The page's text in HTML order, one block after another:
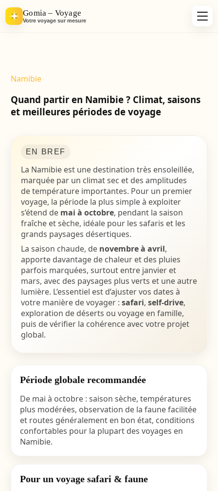
Gomia – Voyage
Votre voyage sur mesure
Namibie
Quand partir en Namibie ? Climat, saisons
et meilleures périodes de voyage
EN BREF
La Namibieest une destination très ensoleillée,
marquée par un climat sec et des amplitudes
de température importantes. Pour un premier
voyage, la période la plus simple à exploiter
s’étend de mai à octobre, pendant la saison
fraîche et sèche, idéale pour les safaris et les
grands paysages désertiques.
La saison chaude, de novembre à avril,
apporte davantage de chaleur et des pluies
parfois marquées, surtout entre janvier et
mars, avec des paysages plus verts et une autre
lumière. L’essentiel est d’ajuster vos dates à
votre manière de voyager : safari, self-drive,
exploration de déserts ou voyage en famille,
puis de vérifier la cohérence avec votre projet
global.
Période globale recommandée
De mai à octobre : saison sèche, températures
plus modérées, observation de la faune facilitée
et routes généralement en bon état, conditions
confortables pour la plupart des voyages en
Namibie.
Pour un voyage safari & faune